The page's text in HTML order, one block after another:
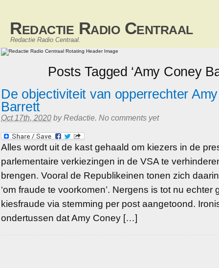
Redactie Radio Centraal
Redactie Radio Centraal.
Posts Tagged ‘Amy Coney
De objectiviteit van opperrechter
Barrett
Oct 17th, 2020 byRedactie. No comments yet
Alles wordt uit de kast gehaald om kiezers in de
parlementaire verkiezingen in de VSA te
brengen. Vooral de Republikeinen tonen zich
‘om fraude te voorkomen’. Nergens is tot nu echter
kiesfraude via stemming per post aangetoond.
ondertussen dat Amy Coney […]